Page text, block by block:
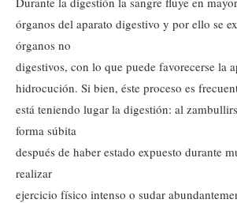
órganos del aparato digestivo y por ello se
órganos no
digestivos, con lo que puede favorecerse la
hidrocución. Si bien, éste proceso es
está teniendo lugar la digestión: al
forma súbita
después de haber estado expuesto durante
realizar
ejercicio físico intenso o sudar